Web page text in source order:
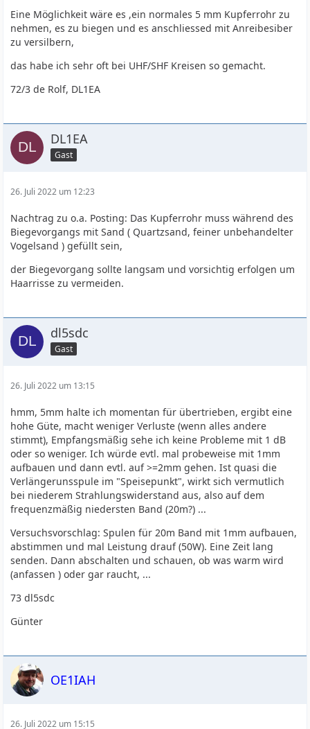
Eine Möglichkeit wäre es ,ein normales 5 mm Kupferrohr zu
nehmen, es zu biegen und es anschliessed mit Anreibesiber
zu versilbern,
das habe ich sehr oft bei UHF/SHF Kreisen so gemacht.
72/3 de Rolf, DL1EA
DL1EA
Gast
26. Juli 2022 um 12:23
Nachtrag zu o.a. Posting: Das Kupferrohr muss während des
Biegevorgangs mit Sand ( Quartzsand, feiner unbehandelter
Vogelsand ) gefüllt sein,
der Biegevorgang sollte langsam und vorsichtig erfolgen um
Haarrisse zu vermeiden.
dl5sdc
Gast
26. Juli 2022 um 13:15
hmm, 5mm halte ich momentan für übertrieben, ergibt eine
hohe Güte, macht weniger Verluste (wenn alles andere
stimmt), Empfangsmäßig sehe ich keine Probleme mit 1 dB
oder so weniger. Ich würde evtl. mal probeweise mit 1mm
aufbauen und dann evtl. auf >=2mm gehen. Ist quasi die
Verlängerunsspule im "Speisepunkt", wirkt sich vermutlich
bei niederem Strahlungswiderstand aus, also auf dem
frequenzmäßig niedersten Band (20m?) ...
Versuchsvorschlag: Spulen für 20m Band mit 1mm aufbauen,
abstimmen und mal Leistung drauf (50W). Eine Zeit lang
senden. Dann abschalten und schauen, ob was warm wird
(anfassen ) oder gar raucht, ...
73 dl5sdc
Günter
OE1IAH
26. Juli 2022 um 15:15